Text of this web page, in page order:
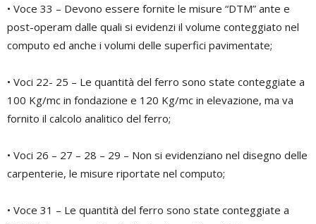
• Voce 33 – Devono essere fornite le misure “DTM” ante e
post-operam dalle quali si evidenzi il volume conteggiato nel
computo ed anche i volumi delle superfici pavimentate;
• Voci 22- 25 – Le quantità del ferro sono state conteggiate a
100 Kg/mc in fondazione e 120 Kg/mc in elevazione, ma va
fornito il calcolo analitico del ferro;
• Voci 26 – 27 – 28 – 29 – Non si evidenziano nel disegno delle
carpenterie, le misure riportate nel computo;
• Voce 31 – Le quantità del ferro sono state conteggiate a